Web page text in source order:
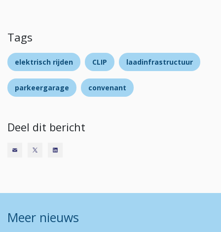
Tags
elektrisch rijden CLIP laadinfrastructuur
parkeergarage convenant
Deel dit bericht
Meer nieuws